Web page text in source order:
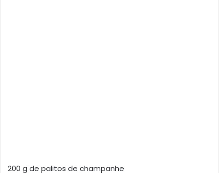
200 g de palitos de champanhe